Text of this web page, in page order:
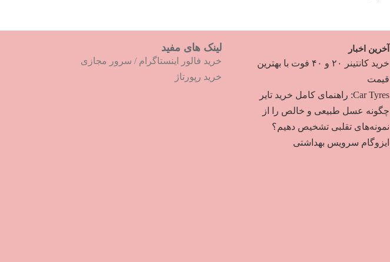
آخرین اخبار
خرید کانتینر ۲۰ و ۴۰ فوت با بهترین
قیمت
Car Tyres: راهنمای کامل خرید تایر
چگونه عسل طبیعی و خالص را از
نمونه‌های تقلبی تشخیص دهیم؟
ایزوگام سرویس بهداشتی
لینک های مفید
خرید فالور اینستاگرام / سرور مجازی
خرید رپورتاژ